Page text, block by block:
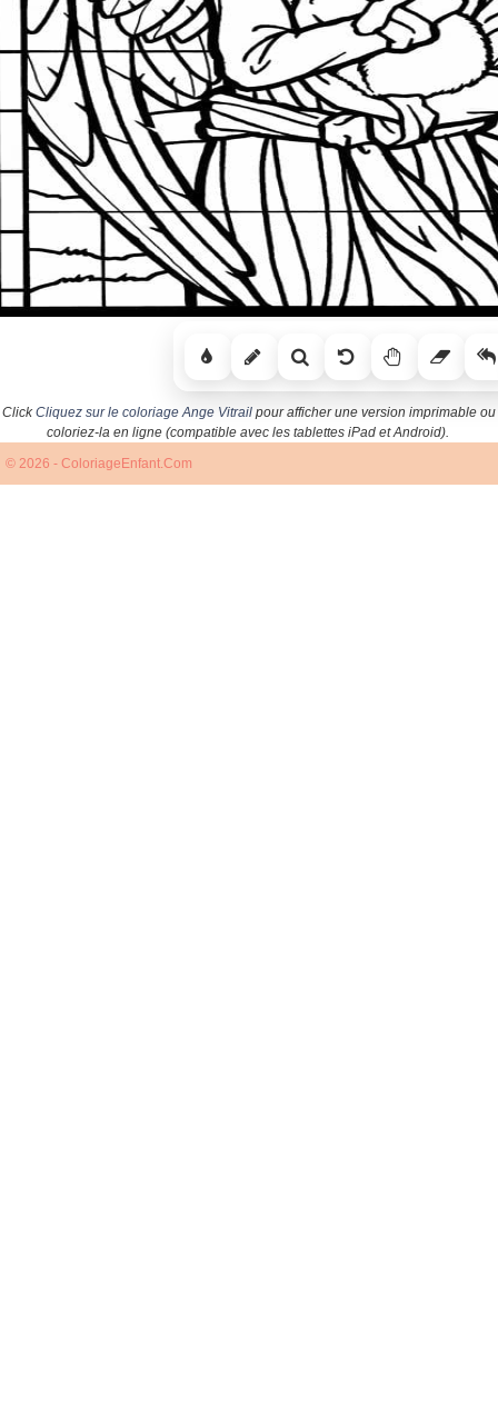
ClickCliquez sur le coloriage Ange Vitrail pour afficher une version imprimable ou
coloriez-la en ligne (compatible avec les tablettes iPad et Android).
© 2026 - ColoriageEnfant.Com